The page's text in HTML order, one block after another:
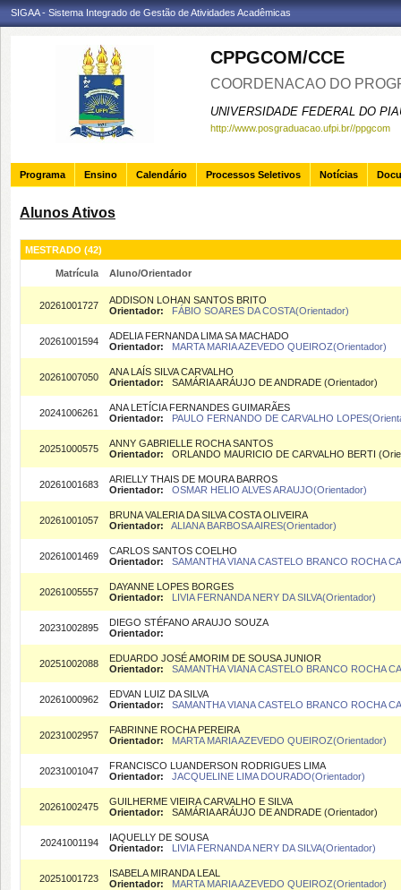
SIGAA - Sistema Integrado de Gestão de Atividades Acadêmicas
CPPGCOM/CCE
COORDENACAO DO
UNIVERSIDADE FEDERAL DO
http://www.posgraduacao.ufpi.br//ppgcom
Programa Ensino Calendário Processos Seletivos Notícias
Alunos Ativos
MESTRADO (42)
Matrícula Aluno/Orientador
20261001727
ADDISON LOHAN SANTOS BRITO
Orientador:
FÁBIO SOARES DA COSTA(Orientador)
20261001594
ADELIA FERNANDA LIMA SA MACHADO
Orientador:
MARTA MARIA AZEVEDO QUEIROZ(Orientador)
20261007050
ANA LAÍS SILVA CARVALHO
Orientador: SAMÁRIA ARÁUJO DE ANDRADE (Orientador)
20241006261
ANA LETÍCIA FERNANDES GUIMARÃES
Orientador:
PAULO FERNANDO DE CARVALHO
20251000575
ANNY GABRIELLE ROCHA SANTOS
Orientador: ORLANDO MAURICIO DE CARVALHO BERTI
20261001683
ARIELLY THAIS DE MOURA BARROS
Orientador:
OSMAR HELIO ALVES ARAUJO(Orientador)
20261001057
BRUNA VALERIA DA SILVA COSTA OLIVEIRA
Orientador:
ALIANA BARBOSA AIRES(Orientador)
20261001469
CARLOS SANTOS COELHO
Orientador:
SAMANTHA VIANA CASTELO BRANCO ROCHA
20261005557
DAYANNE LOPES BORGES
Orientador:
LIVIA FERNANDA NERY DA SILVA(Orientador)
20231002895
DIEGO STÉFANO ARAUJO SOUZA
Orientador:
20251002088
EDUARDO JOSÉ AMORIM DE SOUSA JUNIOR
Orientador:
SAMANTHA VIANA CASTELO BRANCO ROCHA
20261000962
EDVAN LUIZ DA SILVA
Orientador:
SAMANTHA VIANA CASTELO BRANCO ROCHA
20231002957
FABRINNE ROCHA PEREIRA
Orientador:
MARTA MARIA AZEVEDO QUEIROZ(Orientador)
20231001047
FRANCISCO LUANDERSON RODRIGUES LIMA
Orientador:
JACQUELINE LIMA DOURADO(Orientador)
20261002475
GUILHERME VIEIRA CARVALHO E SILVA
Orientador: SAMÁRIA ARÁUJO DE ANDRADE (Orientador)
20241001194
IAQUELLY DE SOUSA
Orientador:
LIVIA FERNANDA NERY DA SILVA(Orientador)
20251001723
ISABELA MIRANDA LEAL
Orientador:
MARTA MARIA AZEVEDO QUEIROZ(Orientador)